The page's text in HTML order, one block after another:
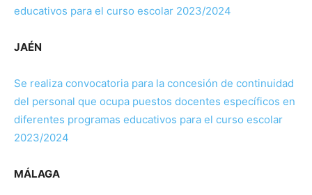
educativos para el curso escolar 2023/2024
JAÉN
Se realiza convocatoria para la concesión de continuidad
del personal que ocupa puestos docentes específicos en
diferentes programas educativos para el curso escolar
2023/2024
MÁLAGA